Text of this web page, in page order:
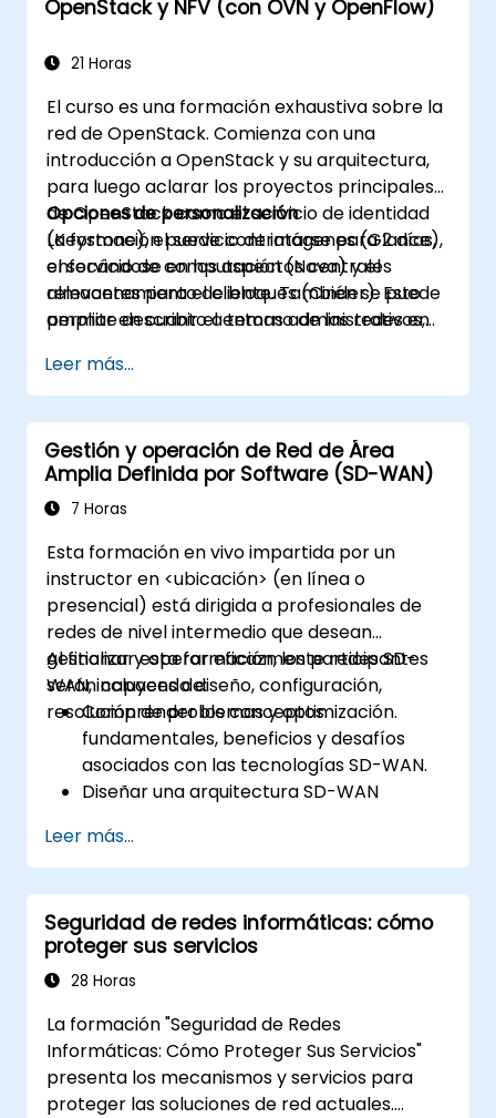
OpenStack y NFV (con OVN y OpenFlow)
21 Horas
El curso es una formación exhaustiva sobre la
red de OpenStack. Comienza con una
introducción a OpenStack y su arquitectura,
para luego aclarar los proyectos principales
de OpenStack como el servicio de identidad
(Keystone), el servicio de imágenes (Glance),
el servicio de computación (Nova) y el
almacenamiento de bloques (Cinder). Esto
permite describir el entorno de las redes en
proyecto de Networking (Neutron). La
infraestructura de red virtual se describe
basándose en el proyecto Open Virtual
Network, Open vSwitch y OpenFlow. El
objetivo del curso es comprender las
operaciones básicas y la arquitectura de
participantes con diversas tecnologías de
redes subyacentes en OpenStack, ampliando
la información sobre OVN y sus flujos
subyacentes, recursos y herramientas.
Opciones de personalización
La formación puede contratarse para 2 días,
enfocándose en los aspectos centrales
relevantes para el cliente. También se puede
ampliar en cuanto a temas administrativos,
problemas relacionados con las
implementaciones de OpenStack. Es posible
describir otras soluciones SDN subyacentes
como Linux Bridge o OvS.
Leer más...
Gestión y operación de Red de Área
Amplia Definida por Software (SD-WAN)
7 Horas
Esta formación en vivo impartida por un
instructor en <ubicación> (en línea o
presencial) está dirigida a profesionales de
redes de nivel intermedio que desean
gestionar y operar eficazmente redes SD-
WAN, incluyendo diseño, configuración,
resolución de problemas y optimización.
Al finalizar esta formación, los participantes
serán capaces de:
Comprender los conceptos
fundamentales, beneficios y desafíos
asociados con las tecnologías SD-WAN.
Diseñar una arquitectura SD-WAN
organizacionales e implementar
soluciones SD-WAN de manera efectiva.
Implementar y gestionar características
de seguridad dentro de una red SD-WAN.
Monitorear, gestionar y resolver
problemas en entornos SD-WAN.
Leer más...
Seguridad de redes informáticas: cómo
proteger sus servicios
28 Horas
La formación "Seguridad de Redes
Informáticas: Cómo Proteger Sus Servicios"
presenta los mecanismos y servicios para
proteger las soluciones de red actuales.